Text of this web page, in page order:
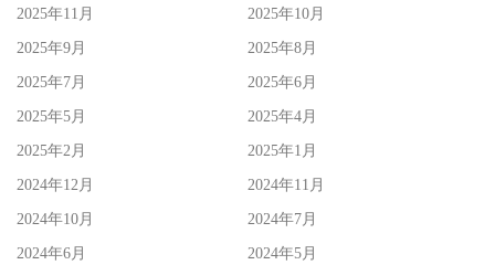
2025年11月 2025年10月
2025年9月 2025年8月
2025年7月 2025年6月
2025年5月 2025年4月
2025年2月 2025年1月
2024年12月 2024年11月
2024年10月 2024年7月
2024年6月 2024年5月